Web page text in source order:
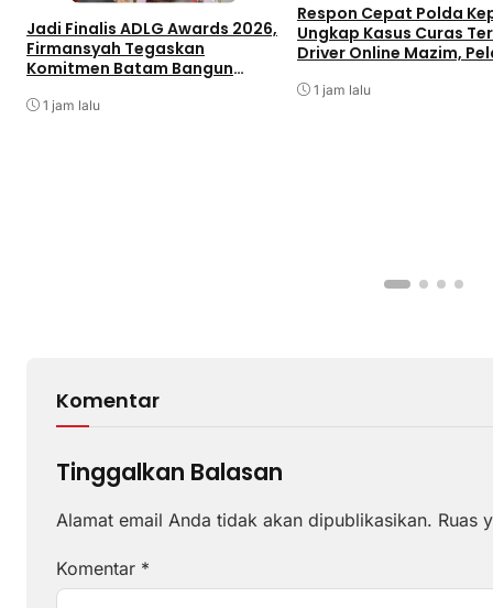
Jadi Finalis ADLG Awards 2026,
Firmansyah Tegaskan
Komitmen Batam Bangun
1 jam lalu
Respon Cepat Polda
Ungkap Kasus Curas
Driver Online Mazim,
1 jam lalu
Komentar
Tinggalkan Balasan
Alamat email Anda tidak akan dipublikasikan. Ruas
Komentar *